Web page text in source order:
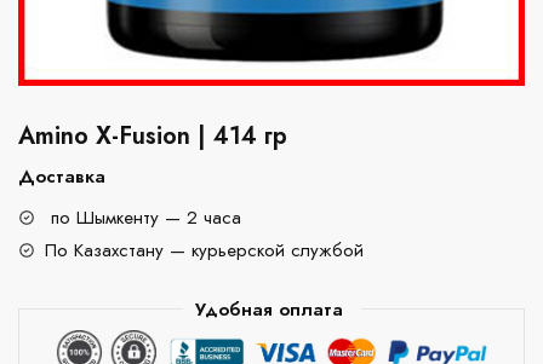
Amino X-Fusion | 414 гр
Доставка
по Шымкенту — 2 часа
По Казахстану — курьерской службой
Удобная оплата